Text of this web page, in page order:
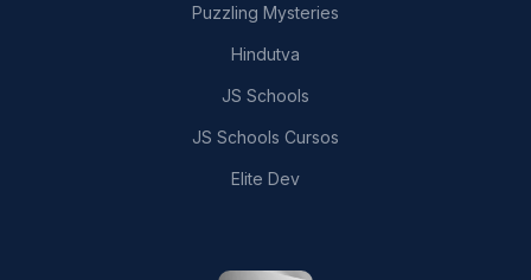
Puzzling Mysteries
Hindutva
JS Schools
JS Schools Cursos
Elite Dev